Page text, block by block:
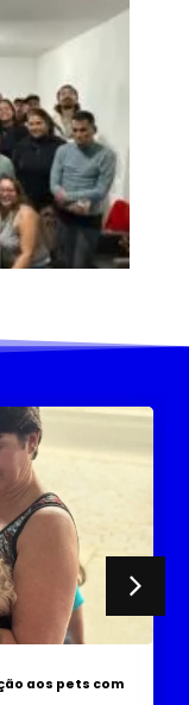
de Cabo Frio
a proteção das